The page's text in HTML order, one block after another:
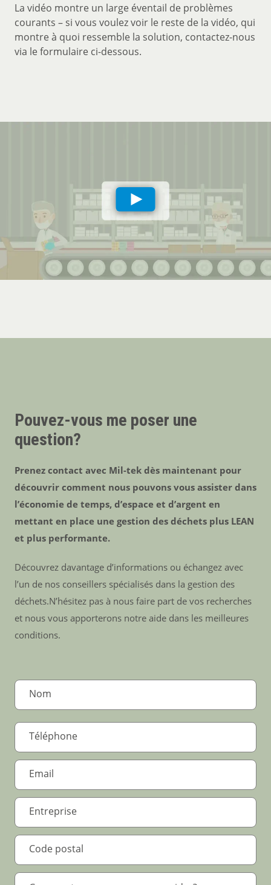
La vidéo montre un large éventail de problèmes
courants – si vous voulez voir le reste de la vidéo, qui
montre à quoi ressemble la solution, contactez-nous
via le formulaire ci-dessous.
Pouvez-vous me poser une
question?
Prenez contact avec Mil-tek dès maintenant pour
découvrir comment nous pouvons vous assister dans
l’économie de temps, d’espace et d’argent en
mettant en place une gestion des déchets plus LEAN
et plus performante.
Découvrez davantage d’informations ou échangez avec
l’un de nos conseillers spécialisés dans la gestion des
déchets.N’hésitez pas à nous faire part de vos recherches
et nous vous apporterons notre aide dans les meilleures
conditions.